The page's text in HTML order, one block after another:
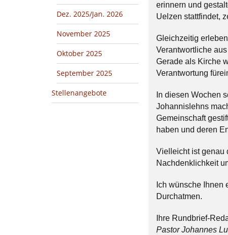
Dez. 2025/Jan. 2026
November 2025
Oktober 2025
September 2025
Stellenangebote
erinnern und
Uelzen stattfindet,
Gleichzeitig
Verantwortliche
Gerade als Kirche
Verantwortung
In diesen Wochen
Johannislehns
Gemeinschaft
haben und deren
Vielleicht ist genau
Nachdenklichkeit
Ich wünsche
Durchatmen.
Ihre Rundbrief-
Pastor Johannes